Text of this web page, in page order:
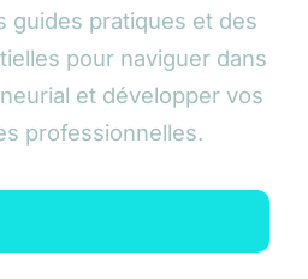
guides pratiques et des
pour naviguer dans
et développer vos
professionnelles.